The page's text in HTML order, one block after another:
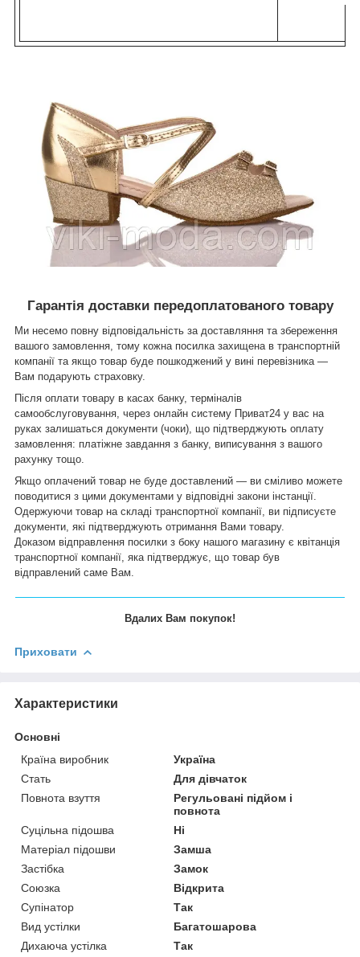
Гарантія доставки передоплатованого товару
Ми несемо повну відповідальність за доставляння та збереження
вашого замовлення, тому кожна посилка захищена в транспортній
компанії та якщо товар буде пошкоджений у вині перевізника —
Вам подарують страховку.
Після оплати товару в касах банку, терміналів
самообслуговування, через онлайн систему Приват24 у вас на
руках залишаться документи (чоки), що підтверджують оплату
замовлення: платіжне завдання з банку, виписування з вашого
рахунку тощо.
Якщо оплачений товар не буде доставлений — ви сміливо можете
поводитися з цими документами у відповідні закони інстанції.
Одержуючи товар на складі транспортної компанії, ви підписуєте
документи, які підтверджують отримання Вами товару.
Доказом відправлення посилки з боку нашого магазину є квітанція
транспортної компанії, яка підтверджує, що товар був
відправлений саме Вам.
Вдалих Вам покупок!
Приховати
Характеристики
Основні
Країна виробник
Україна
Стать
Для дівчаток
Повнота взуття
Регульовані підйом і
повнота
Суцільна підошва
Ні
Матеріал підошви
Замша
Застібка
Замок
Союзка
Відкрита
Супінатор
Так
Вид устілки
Багатошарова
Дихаюча устілка
Так